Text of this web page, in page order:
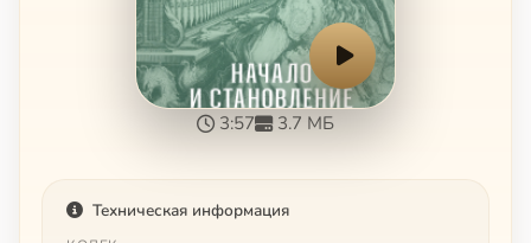
3:57 3.7 МБ
Техническая информация